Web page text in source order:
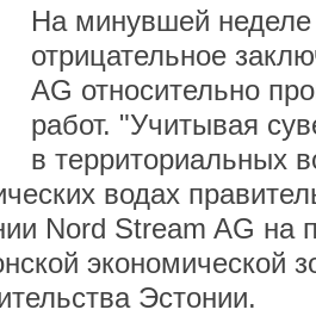
На минувшей неделе
отрицательное
AG относительно
работ. "Учитывая
в территориальных
водах
Nord Stream AG на
экономической
Эстонии.